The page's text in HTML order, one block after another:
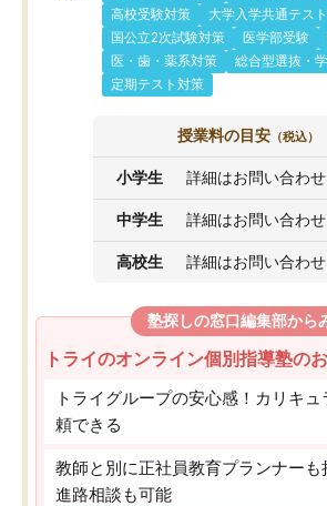
高校受験対策
大学入学共通テス
国公立2次試験対策
医学部受験
医・歯・薬系対策
総合型選抜・
定期テスト対策
授業料の目安 （税込）
小学生 詳細はお問い合わ
中学生 詳細はお問い合わ
高校生 詳細はお問い合わ
塾探しの窓口編集部から
トライのオンライン個別指導塾の
トライグループの安心感！カリキ
頼できる
教師と別に正社員教育プランナーも
進路相談も可能